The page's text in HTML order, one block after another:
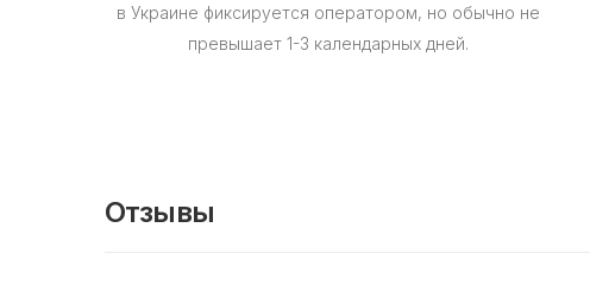
в Украине фиксируется оператором, но обычно не
превышает 1-3 календарных дней.
Отзывы